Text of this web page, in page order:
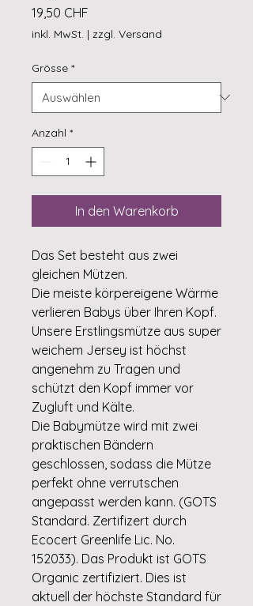
19,50 CHF
inkl. MwSt. | zzgl. Versand
Grösse *
Anzahl *
In den Warenkorb
Das Set besteht aus zwei
gleichen Mützen.
Die meiste körpereigene Wärme
verlieren Babys über Ihren Kopf.
Unsere Erstlingsmütze aus super
weichem Jersey ist höchst
angenehm zu Tragen und
schützt den Kopf immer vor
Zugluft und Kälte.
Die Babymütze wird mit zwei
praktischen Bändern
geschlossen, sodass die Mütze
perfekt ohne verrutschen
angepasst werden kann. (GOTS
Standard. Zertifizert durch
Ecocert Greenlife Lic. No.
152033). Das Produkt ist GOTS
Organic zertifiziert. Dies ist
aktuell der höchste Standard für